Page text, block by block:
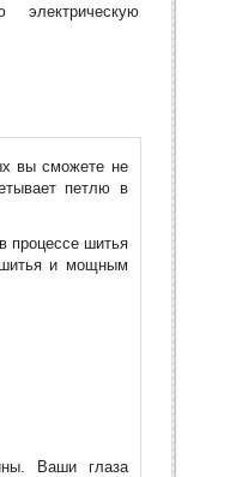
электрическую
вы сможете не
петлю в
процессе шитья
шитья и мощным
Ваши глаза